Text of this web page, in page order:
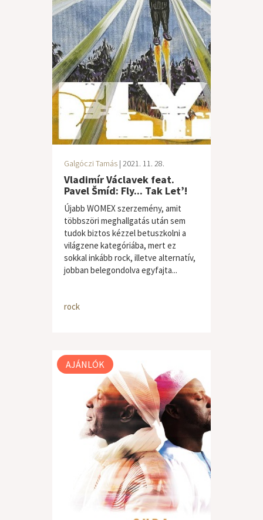
Galgóczi Tamás | 2021. 11. 28.
Vladimír Václavek feat.
Pavel Šmíd: Fly... Tak Let’!
Újabb WOMEX szerzemény, amit
többszöri meghallgatás után sem
tudok biztos kézzel betuszkolni a
világzene kategóriába, mert ez
sokkal inkább rock, illetve alternatív,
jobban belegondolva egyfajta...
rock
AJÁNLÓK